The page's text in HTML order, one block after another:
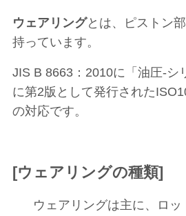
ウェアリングとは、ピストン
持っています。
JIS B 8663：2010に「油圧-シ
に第2版として発行された
の対応です。
[ウェアリングの種類]
ウェアリングは主に、ロ